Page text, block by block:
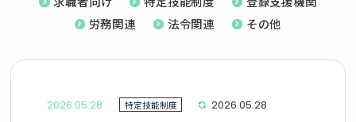
労務関連
法令関連 その他
2026.05.28 特定技能制度 2026.05.28